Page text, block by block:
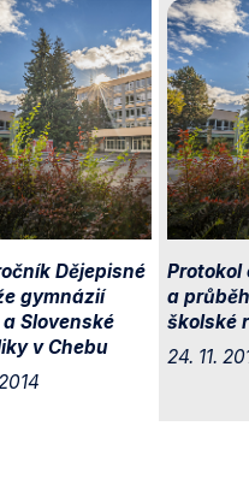
Dějepisné
gymnázií
Slovenské
v Chebu
Protokol
a
školské
24. 11.